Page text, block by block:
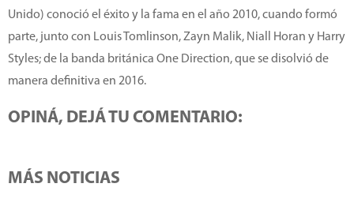
Unido) conoció el éxito y la fama en el año 2010, cuando formó
parte, junto con Louis Tomlinson, Zayn Malik, Niall Horan y Harry
Styles; de la banda británica One Direction, que se disolvió de
manera definitiva en 2016.
OPINÁ, DEJÁ TU COMENTARIO:
MÁS NOTICIAS